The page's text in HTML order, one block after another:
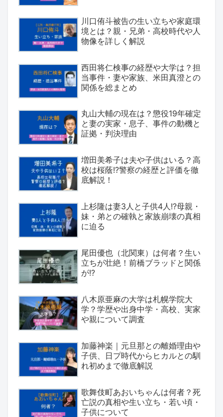
川口侑斗被告の生い立ちや家庭環
境とは？親・兄弟・高校時代や人
物像を詳しく解説
西田将仁検事の経歴や大学は？担
当事件・妻や家族、米田真澄との
関係を総まとめ
丸山大輔の現在は？懲役19年確定
と妻の実家・息子、事件の動機と
証拠・判決理由
増田美希子は夫や子供はいる？高
校は桜蔭!?警察の経歴と評価を徹
底解説！
上杉隆は妻3人と子供4人!?母親・
妹・弟との確執と家族崩壊の真相
に迫る
尾田優也（北関東）は何者？生い
立ちが壮絶！前橋ブラッドと関係
が!?
八木原亜麻の大学は札幌学院大
学？学歴や出身中学・高校、実家
や親について調査
加藤神楽｜元旦那との離婚理由や
子供、日プ時代からヒカルとの馴
れ初めまで徹底解説
歌舞伎町あおいちゃんは何者？死
亡説の真相や生い立ち・若い頃・
子供について